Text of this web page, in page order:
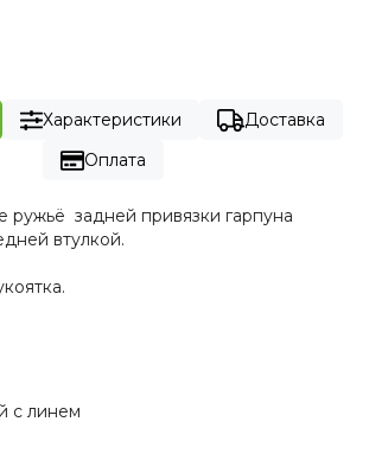
Характеристики
Доставка
Оплата
ружьё задней привязки гарпуна
втулкой.
с линем